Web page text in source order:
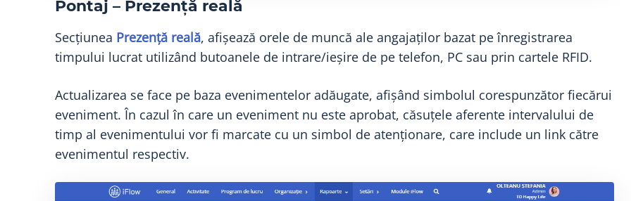
Pontaj – Prezență reală
Secțiunea Prezență reală, afișează orele de muncă ale angajaților bazat pe înregistrarea
timpului lucrat utilizând butoanele de intrare/ieșire de pe telefon, PC sau prin cartele RFID.
Actualizarea se face pe baza evenimentelor adăugate, afișând simbolul corespunzător fiecărui
eveniment. În cazul în care un eveniment nu este aprobat, căsuțele aferente intervalului de
timp al evenimentului vor fi marcate cu un simbol de atenționare, care include un link către
evenimentul respectiv.